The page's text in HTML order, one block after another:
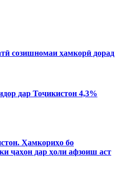
созишномаи ҳамкорӣ дорад
дар Тоҷикистон 4,3%
Ҳамкориҳо бо
ҷаҳон дар ҳоли афзоиш аст